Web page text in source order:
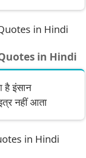
in Hindi
है इंसान
नहीं आता